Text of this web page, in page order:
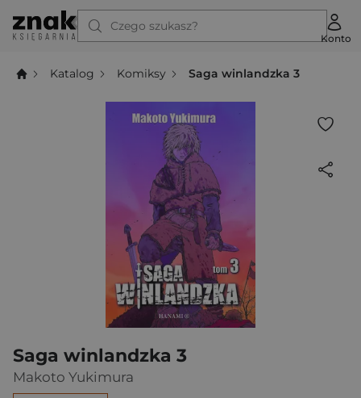
Czego szukasz?
Konto
Katalog Komiksy Saga winlandzka 3
Saga winlandzka 3
Makoto Yukimura